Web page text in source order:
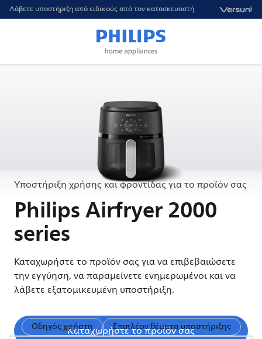
Λάβετε υποστήριξη από ειδικούς από τον κατασκευαστή
Υποστήριξη χρήσης και φροντίδας για το προϊόν σας
Philips Airfryer 2000
series
Καταχωρήστε το προϊόν σας για να επιβεβαιώσετε
την εγγύηση, να παραμείνετε ενημερωμένοι και να
λάβετε εξατομικευμένη υποστήριξη.
Καταχωρήστε το προϊόν σας
Οδηγός χρήστη Επιπλέον θέματα υποστήριξης